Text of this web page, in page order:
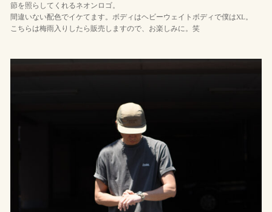
節を照らしてくれるネオンロゴ。
間違いない配色でイケてます。ボディはヘビーウェイトボディで僕はXL。
こちらは梅雨入りしたら販売しますので、お楽しみに。笑